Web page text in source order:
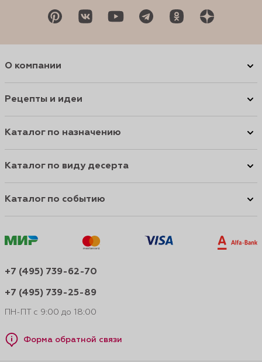
О компании
Рецепты и идеи
Каталог по назначению
Каталог по виду десерта
Каталог по событию
+7 (495) 739-62-70
+7 (495) 739-25-89
ПН-ПТ с 9:00 до 18:00
Форма обратной связи